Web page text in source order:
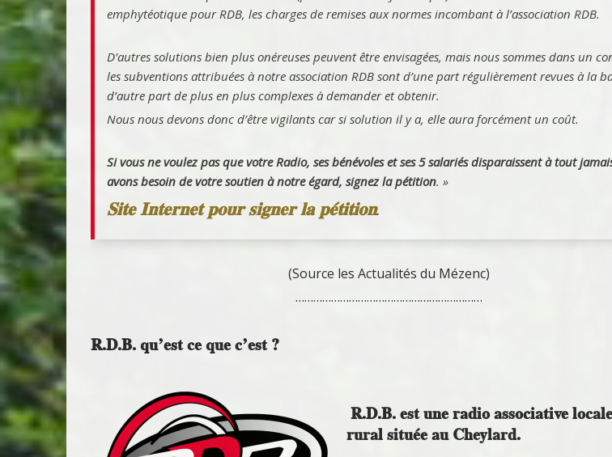
emphytéotique pour RDB, les charges de remises aux normes incombant à l’association RDB.
D’autres solutions bien plus onéreuses peuvent être envisagées, mais nous sommes dans un
les subventions attribuées à notre association RDB sont d’une part régulièrement revues à la
d’autre part de plus en plus complexes à demander et obtenir.
Nous nous devons donc d’être vigilants car si solution il y a, elle aura forcément un coût.
Si vous ne voulez pas que votre Radio, ses bénévoles et ses 5 salariés disparaissent à tout
avons besoin de votre soutien à notre égard, signez la pétition. »
Site Internet pour signer la pétition.
(Source les Actualités du Mézenc)
………………………………………………………
R.D.B. qu’est ce que c’est ?
R.D.B. est une radio associative
rural située au Cheylard.